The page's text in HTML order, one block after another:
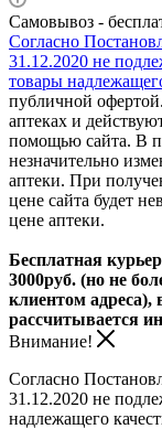
Самовывоз -
Согласно
31.12.2020 не
товары
публичной
аптеках и
помощью сайта. В
незначительно
аптеки. При
цене сайта будет
цене аптеки.
Бесплатная
3000руб. (но не
клиентом адреса),
рассчитывается
Внимание!
Согласно
31.12.2020 не
надлежащего